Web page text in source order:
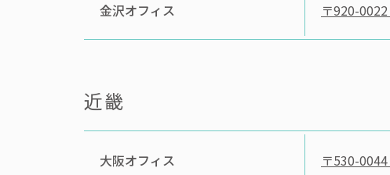
金沢オフィス 〒920-0022
近畿
大阪オフィス 〒530-0044